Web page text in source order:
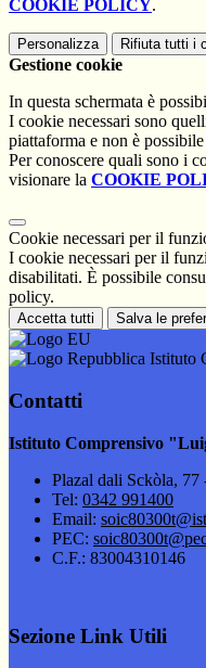
COOKIE POLICY.
Personalizza Rifiuta tutti i
Gestione cookie
In questa schermata è
I cookie necessari sono
piattaforma e non è
Per conoscere quali sono i
visionare la COOKIE
Cookie necessari per il
I cookie necessari per il
disabilitati. È possibile
policy.
Accetta tutti Salva le
Istituto
Contatti
Istituto Comprensivo
Plazal dali Sckòla,
Tel: 0342 991400
Email:
PEC:
C.F.: 83004310146
Sezione Link Utili